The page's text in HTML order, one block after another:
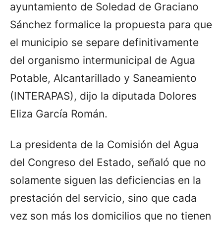
ayuntamiento de Soledad de Graciano
Sánchez formalice la propuesta para que
el municipio se separe definitivamente
del organismo intermunicipal de Agua
Potable, Alcantarillado y Saneamiento
(INTERAPAS), dijo la diputada Dolores
Eliza García Román.
La presidenta de la Comisión del Agua
del Congreso del Estado, señaló que no
solamente siguen las deficiencias en la
prestación del servicio, sino que cada
vez son más los domicilios que no tienen